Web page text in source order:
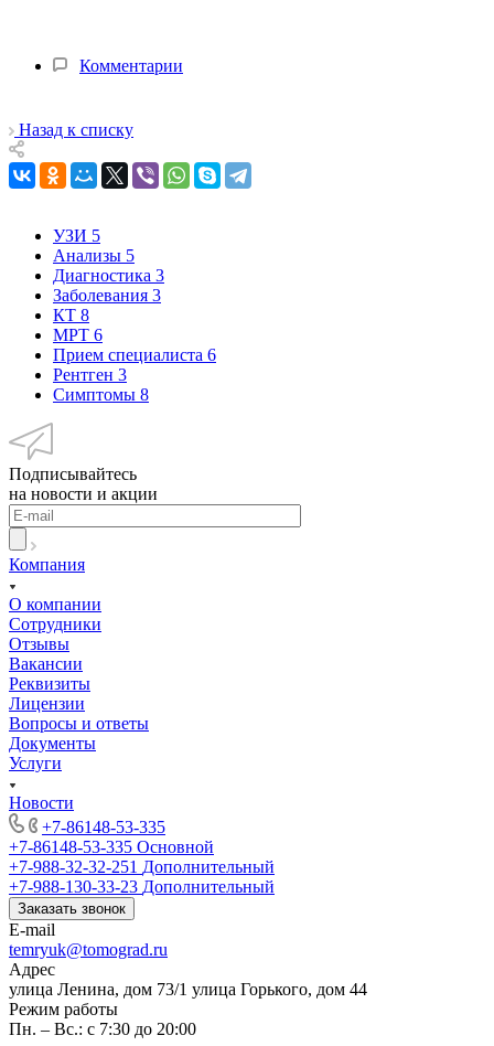
Комментарии
Назад к списку
УЗИ 5
Анализы 5
Диагностика 3
Заболевания 3
КТ 8
МРТ 6
Прием специалиста 6
Рентген 3
Симптомы 8
Подписывайтесь
на новости и акции
Компания
О компании
Сотрудники
Отзывы
Вакансии
Реквизиты
Лицензии
Вопросы и ответы
Документы
Услуги
Новости
+7-86148-53-335
+7-86148-53-335 Основной
+7-988-32-32-251 Дополнительный
+7-988-130-33-23 Дополнительный
Заказать звонок
E-mail
temryuk@tomograd.ru
Адрес
улица Ленина, дом 73/1 улица Горького, дом 44
Режим работы
Пн. – Вс.: с 7:30 до 20:00